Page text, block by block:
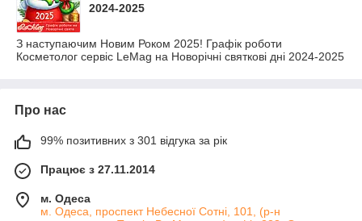
2024-2025
З наступаючим Новим Роком 2025! Графік роботи
Косметолог сервіс LeMag на Новорічні святкові дні 2024-2025
Про нас
99% позитивних з 301 відгука за рік
Працює з 27.11.2014
м. Одеса
м. Одеса, проспект Небесної Сотні, 101, (р-н